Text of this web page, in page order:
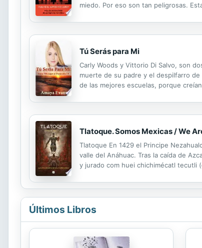
miedo. Por eso son tan peligrosas.
Tú Serás para Mi
Carly Woods y Vittorio Di Salvo, son
muerte de su padre y el despilfarro
de las mejores escuelas, porque
Tlatoque. Somos Mexicas / We
Tlatoque En 1429 el Principe
valle del Anáhuac. Tras la caída de
y jurado com huei chichimécatl tecutli
Últimos Libros